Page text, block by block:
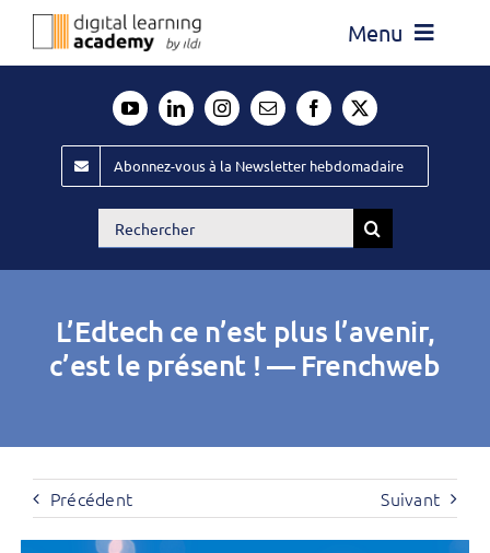
Passer
Menu
Évènements ILDI
Offres d’emploi
Publiez
Abonnez-vous à la Newsletter hebdomadaire
Rechercher:
L’Edtech ce n’est plus l’avenir,
c’est le présent ! — Frenchweb
Précédent Suivant